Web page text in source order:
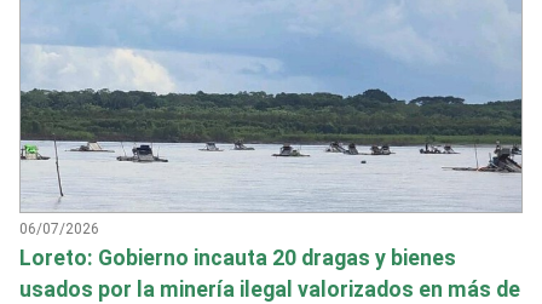
06/07/2026
Loreto: Gobierno incauta 20 dragas y bienes
usados por la minería ilegal valorizados en más de